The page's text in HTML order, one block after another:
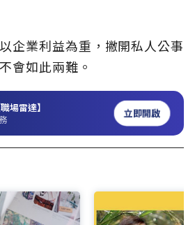
企業利益為重，撇開私人公事
會如此兩難。
場雷達】 立即開啟